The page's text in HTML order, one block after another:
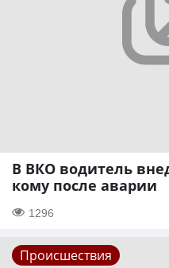
В ВКО водитель
кому после аварии
1296
Происшествия